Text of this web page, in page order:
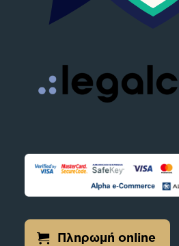
Πληρωμή online